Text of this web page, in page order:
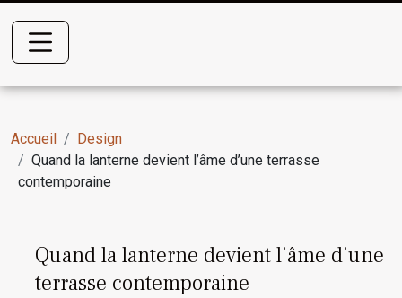
Accueil
Design
Quand la lanterne devient l’âme d’une terrasse
contemporaine
Quand la lanterne devient l’âme d’une
terrasse contemporaine